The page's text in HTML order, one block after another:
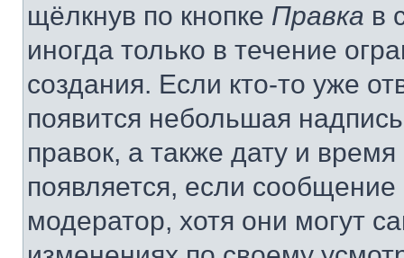
щёлкнув по кнопке Правка в
иногда только в течение
создания. Если кто-то уже
появится небольшая
правок, а также дату и
появляется, если
модератор, хотя они могут